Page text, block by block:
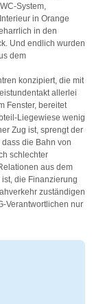
System,
in Orange
in den
Und endlich wurden
dem
konzipiert, die mit
allerlei
Fenster, bereitet
Liegewiese wenig
Zug ist, sprengt der
die Bahn von
schlechter
aus dem
die Finanzierung
zuständigen
Verantwortlichen nur